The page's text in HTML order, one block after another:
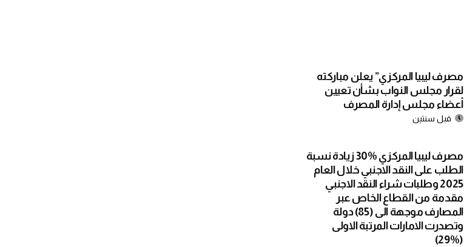
مصرف ليبيا المركزي” يعلن مباركته
لقرار مجلس النواب بشأن تعيين
أعضاء مجلس إدارة المصرف
قبل سنتين
مصرف ليبيا المركزي 30‎%‎ زيادة نسبة
الطلب على النقد الاجنبي خلال العام
2025 وطلبات شراء النقد الاجنبي
مقدمة من القطاع الخاص عبر
المصارف موجهة الى (85) دولة
وتصدرت الامارات المرتبة الاولى
(‎29‎%‎)